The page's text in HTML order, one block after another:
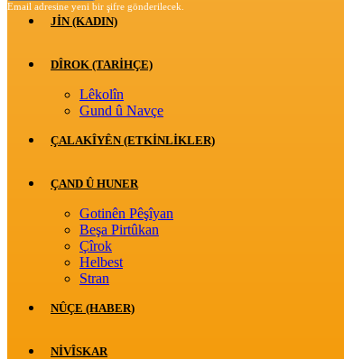
Email adresine yeni bir şifre gönderilecek.
JİN (KADIN)
DÎROK (TARİHÇE)
Lêkolîn
Gund û Navçe
ÇALAKÎYÊN (ETKINLIKLER)
ÇAND Û HUNER
Gotinên Pêşîyan
Beşa Pirtûkan
Çîrok
Helbest
Stran
NÛÇE (HABER)
NIVÎSKAR